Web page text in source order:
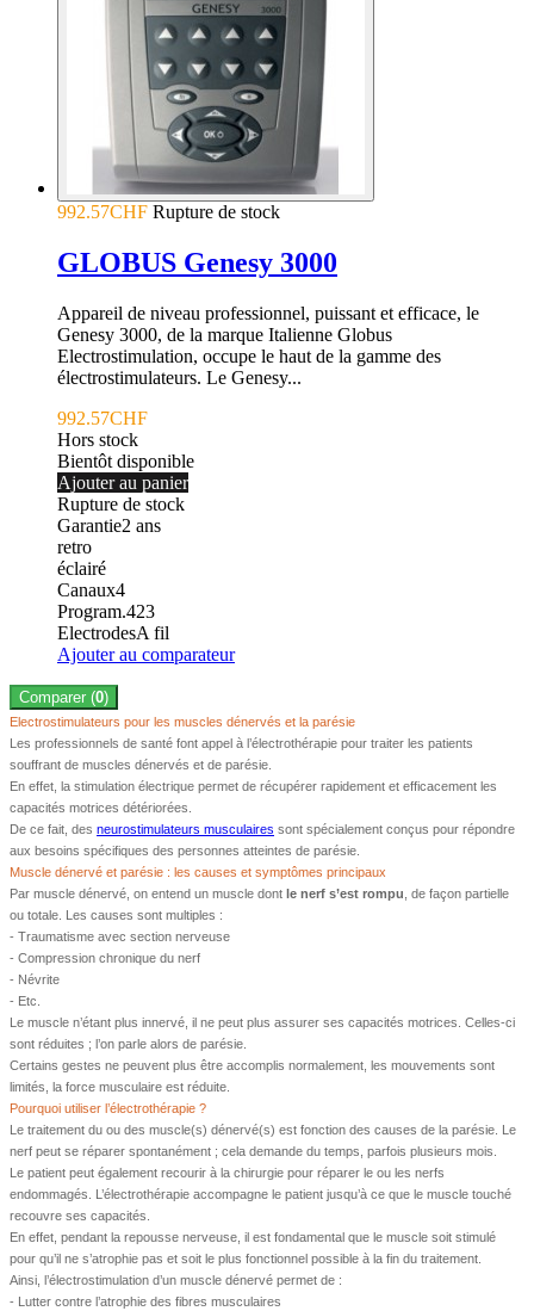
992.57CHF Rupture de stock
GLOBUS Genesy 3000
Appareil de niveau professionnel, puissant et efficace, le
Genesy 3000, de la marque Italienne Globus
Electrostimulation, occupe le haut de la gamme des
électrostimulateurs. Le Genesy...
992.57CHF
Hors stock
Bientôt disponible
Ajouter au panier
Rupture de stock
Garantie2 ans
retro
éclairé
Canaux4
Program.423
ElectrodesA fil
Ajouter au comparateur
Comparer (0)
Electrostimulateurs pour les muscles dénervés et la parésie
Les professionnels de santé font appel à l’électrothérapie pour traiter les patients
souffrant de muscles dénervés et de parésie.
En effet, la stimulation électrique permet de récupérer rapidement et efficacement les
capacités motrices détériorées.
De ce fait, des neurostimulateurs musculaires sont spécialement conçus pour répondre
aux besoins spécifiques des personnes atteintes de parésie.
Muscle dénervé et parésie : les causes et symptômes principaux
Par muscle dénervé, on entend un muscle dont le nerf s’est rompu , de façon partielle
ou totale. Les causes sont multiples :
- Traumatisme avec section nerveuse
- Compression chronique du nerf
- Névrite
- Etc.
Le muscle n’étant plus innervé, il ne peut plus assurer ses capacités motrices. Celles-ci
sont réduites ; l’on parle alors de parésie.
Certains gestes ne peuvent plus être accomplis normalement, les mouvements sont
limités, la force musculaire est réduite.
Pourquoi utiliser l’électrothérapie ?
Le traitement du ou des muscle(s) dénervé(s) est fonction des causes de la parésie. Le
nerf peut se réparer spontanément ; cela demande du temps, parfois plusieurs mois.
Le patient peut également recourir à la chirurgie pour réparer le ou les nerfs
endommagés. L’électrothérapie accompagne le patient jusqu’à ce que le muscle touché
recouvre ses capacités.
En effet, pendant la repousse nerveuse, il est fondamental que le muscle soit stimulé
pour qu’il ne s’atrophie pas et soit le plus fonctionnel possible à la fin du traitement.
Ainsi, l’électrostimulation d’un muscle dénervé permet de :
- Lutter contre l’atrophie des fibres musculaires